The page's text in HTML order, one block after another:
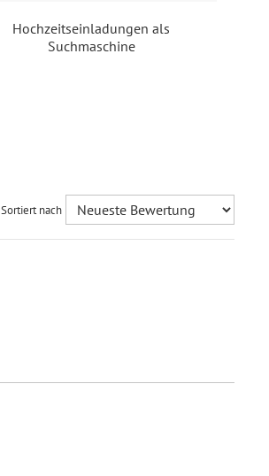
Hochzeitseinladungen als
Suchmaschine
Sortiert nach